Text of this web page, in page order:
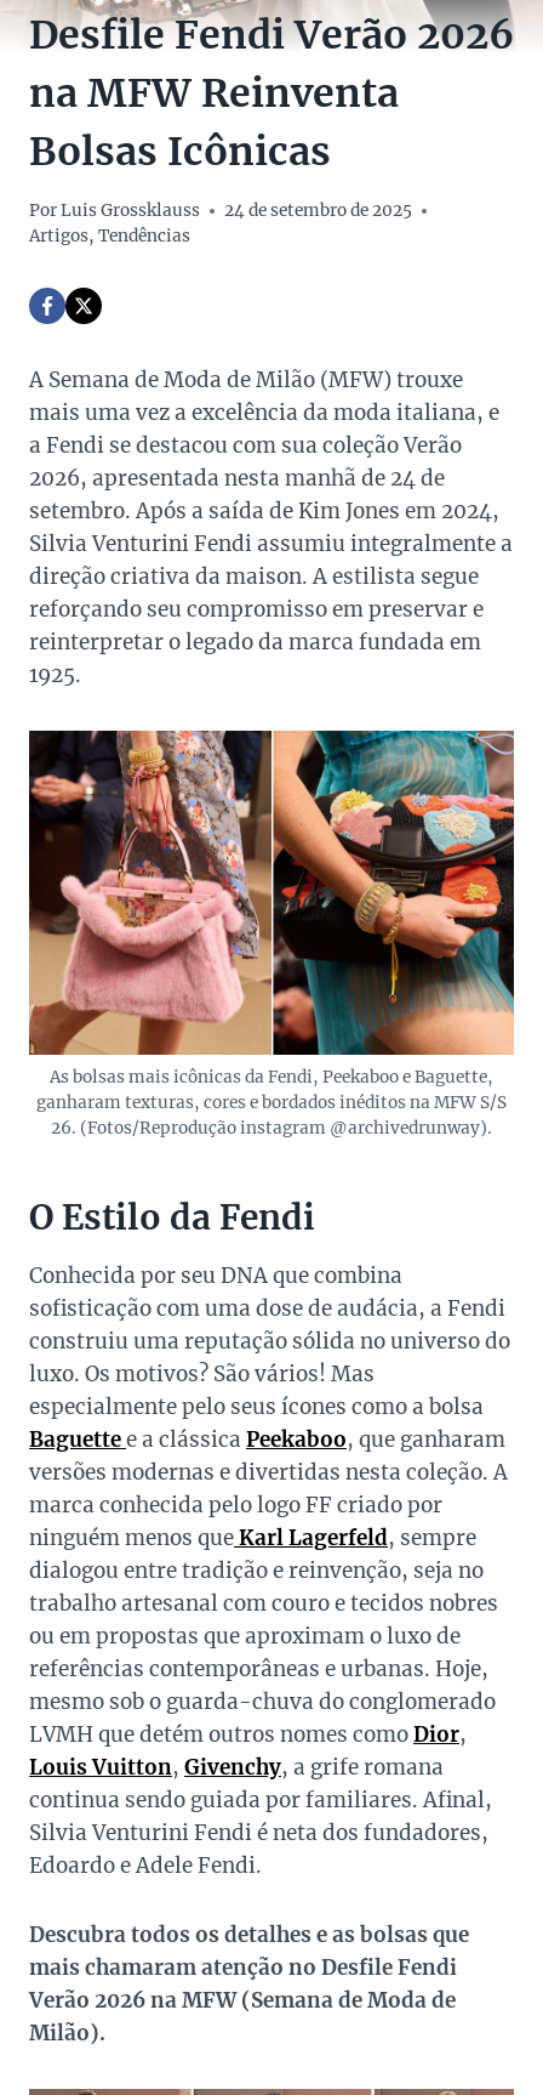
Desfile Fendi Verão 2026
na MFW Reinventa
Bolsas Icônicas
PorLuis Grossklauss
24 de setembro de 2025
Artigos, Tendências
A Semana de Moda de Milão (MFW) trouxe
mais uma vez a excelência da moda italiana, e
a Fendi se destacou com sua coleção Verão
2026, apresentada nesta manhã de 24 de
setembro. Após a saída de Kim Jones em 2024,
Silvia Venturini Fendi assumiu integralmente a
direção criativa da maison. A estilista segue
reforçando seu compromisso em preservar e
reinterpretar o legado da marca fundada em
1925.
As bolsas mais icônicas da Fendi, Peekaboo e Baguette,
ganharam texturas, cores e bordados inéditos na MFW S/S
26. (Fotos/Reprodução instagram @archivedrunway).
O Estilo da Fendi
Conhecida por seu DNA que combina
sofisticação com uma dose de audácia, a Fendi
construiu uma reputação sólida no universo do
luxo. Os motivos? São vários! Mas
especialmente pelo seus ícones como a bolsa
Baguettee a clássica Peekaboo, que ganharam
versões modernas e divertidas nesta coleção. A
marca conhecida pelo logo FF criado por
ninguém menos queKarl Lagerfeld, sempre
dialogou entre tradição e reinvenção, seja no
trabalho artesanal com couro e tecidos nobres
ou em propostas que aproximam o luxo de
referências contemporâneas e urbanas. Hoje,
mesmo sob o guarda-chuva do conglomerado
LVMH que detém outros nomes comoDior,
Louis Vuitton, Givenchy, a grife romana
continua sendo guiada por familiares. Afinal,
Silvia Venturini Fendi é neta dos fundadores,
Edoardo e Adele Fendi.
Descubra todos os detalhes e as bolsas que
mais chamaram atenção no Desfile Fendi
Verão 2026 na MFW (Semana de Moda de
Milão).